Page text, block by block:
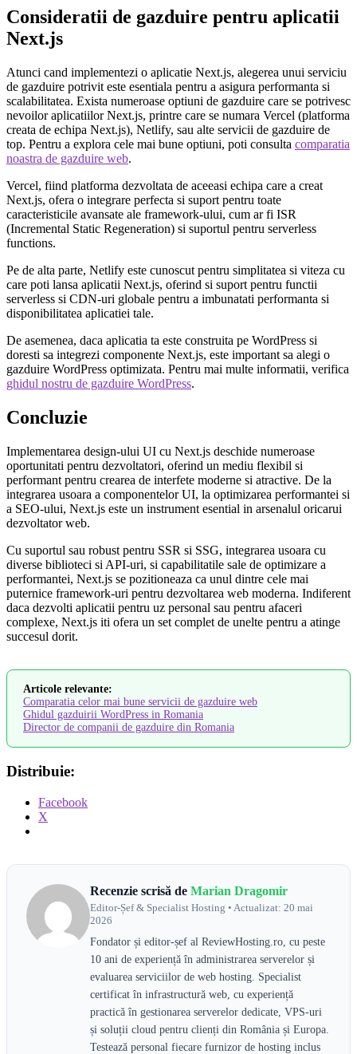
Consideratii de gazduire pentru aplicatii
Next.js
Atunci cand implementezi o aplicatie Next.js, alegerea unui serviciu
de gazduire potrivit este esentiala pentru a asigura performanta si
scalabilitatea. Exista numeroase optiuni de gazduire care se potrivesc
nevoilor aplicatiilor Next.js, printre care se numara Vercel (platforma
creata de echipa Next.js), Netlify, sau alte servicii de gazduire de
top. Pentru a explora cele mai bune optiuni, poti consulta comparatia
noastra de gazduire web.
Vercel, fiind platforma dezvoltata de aceeasi echipa care a creat
Next.js, ofera o integrare perfecta si suport pentru toate
caracteristicile avansate ale framework-ului, cum ar fi ISR
(Incremental Static Regeneration) si suportul pentru serverless
functions.
Pe de alta parte, Netlify este cunoscut pentru simplitatea si viteza cu
care poti lansa aplicatii Next.js, oferind si suport pentru functii
serverless si CDN-uri globale pentru a imbunatati performanta si
disponibilitatea aplicatiei tale.
De asemenea, daca aplicatia ta este construita pe WordPress si
doresti sa integrezi componente Next.js, este important sa alegi o
gazduire WordPress optimizata. Pentru mai multe informatii, verifica
ghidul nostru de gazduire WordPress.
Concluzie
Implementarea design-ului UI cu Next.js deschide numeroase
oportunitati pentru dezvoltatori, oferind un mediu flexibil si
performant pentru crearea de interfete moderne si atractive. De la
integrarea usoara a componentelor UI, la optimizarea performantei si
a SEO-ului, Next.js este un instrument esential in arsenalul oricarui
dezvoltator web.
Cu suportul sau robust pentru SSR si SSG, integrarea usoara cu
diverse biblioteci si API-uri, si capabilitatile sale de optimizare a
performantei, Next.js se pozitioneaza ca unul dintre cele mai
puternice framework-uri pentru dezvoltarea web moderna. Indiferent
daca dezvolti aplicatii pentru uz personal sau pentru afaceri
complexe, Next.js iti ofera un set complet de unelte pentru a atinge
succesul dorit.
Articole relevante:
Comparatia celor mai bune servicii de gazduire web
Ghidul gazduirii WordPress in Romania
Director de companii de gazduire din Romania
Distribuie:
Facebook
X
Recenzie scrisă de Marian Dragomir
Editor-Șef & Specialist Hosting • Actualizat: 20 mai
2026
Fondator și editor-șef al ReviewHosting.ro, cu peste
10 ani de experiență în administrarea serverelor și
evaluarea serviciilor de web hosting. Specialist
certificat în infrastructură web, cu experiență
practică în gestionarea serverelor dedicate, VPS-uri
și soluții cloud pentru clienți din România și Europa.
Testează personal fiecare furnizor de hosting inclus